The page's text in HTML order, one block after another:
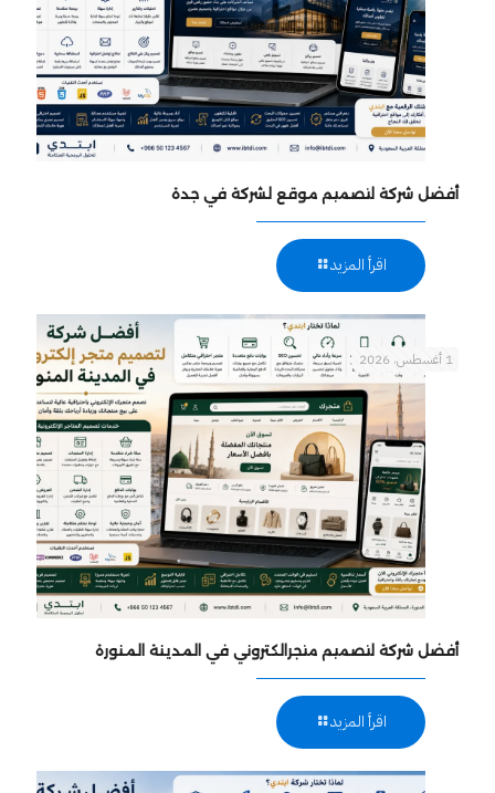
أفضل شركة لتصميم موقع لشركة في جدة
اقرأ المزيد
1 أغسطس، 2026
أفضل شركة لتصميم متجرالكتروني في المدينة المنورة
اقرأ المزيد